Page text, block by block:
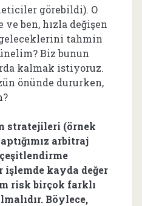
görebildi). O
ben, hızla değişen
tahmin
Biz bunun
kalmak istiyoruz.
önünde dururken,
stratejileri (örnek
arbitraj
işlemde kayda değer
risk birçok farklı
Böylece,